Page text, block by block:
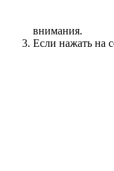
внимания.
Если нажать на